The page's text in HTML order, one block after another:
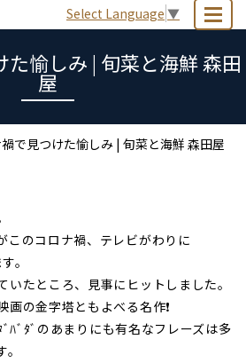
Select Language ▼
た愉しみ | 旬菜と海鮮 森田
屋
で見つけた愉しみ | 旬菜と海鮮 森田屋
このコロナ禍、テレビがわりに
。
たところ、見事にヒットしました。
の金字塔ともよべる名作❗
ﾞﾊﾞﾀﾞのあまりにも有名なフレーズは多